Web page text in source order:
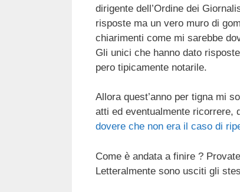
dirigente dell’Ordine dei
risposte ma un vero muro di
chiarimenti come mi sarebbe
Gli unici che hanno dato
pero tipicamente notarile.
Allora quest’anno per tigna mi
atti ed eventualmente ricorrere,
dovere che non era il caso di
Come è andata a finire ?
Letteralmente sono usciti gli